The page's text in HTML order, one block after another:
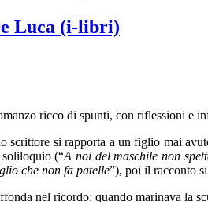
Luca (i-libri)
ricco di spunti, con riflessioni e
scrittore si rapporta a un figlio mai
(“A noi del maschile non
che non fa patelle”), poi il racconto
nel ricordo: quando marinava la